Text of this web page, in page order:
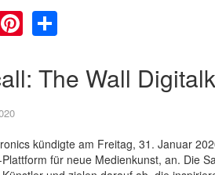
Pinterest
The Wall
kündigte am Freitag, 31. Januar
für neue Medienkunst, an. Die